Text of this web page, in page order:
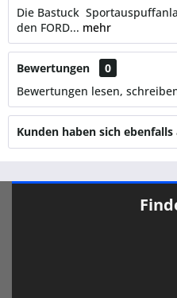
Die Bastuck
den FORD... mehr
Bewertungen
0
Bewertungen lesen,
Kunden haben sich ebenfalls